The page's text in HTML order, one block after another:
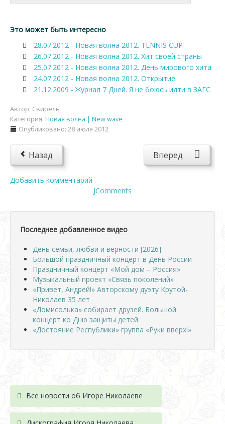
Это может быть интересно
28.07.2012 - Новая волна 2012. TENNIS CUP
26.07.2012 - Новая волна 2012. Хит своей страны
25.07.2012 - Новая волна 2012. День мирового хита
24.07.2012 - Новая волна 2012. Открытие.
21.12.2009 - Журнал 7 Дней. Я не боюсь идти в ЗАГС
Автор: Свирель
Категория: Новая волна | New wave
Опубликовано: 28 июля 2012
Назад Вперед
Добавить комментарий
JComments
Последнее добавленное видео
День семьи, любви и верности [2026]
Большой праздничный концерт в День России
Праздничный концерт «Мой дом – Россия»
Музыкальный проект «Связь поколений»
«Привет, Андрей!» Авторскому дуэту Крутой-
Николаев 35 лет
«Домисолька» собирает друзей. Большой
концерт ко Дню защиты детей
«Достояние Республики» группа «Руки вверх!»
Все новости об Игоре Николаеве